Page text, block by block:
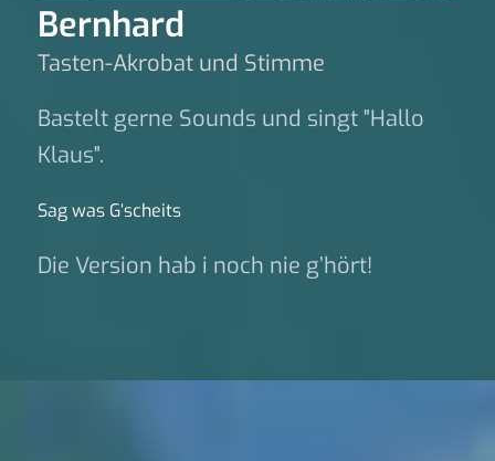
Bernhard
Tasten-Akrobat und Stimme
Bastelt gerne Sounds und singt "Hallo
Klaus".
Sag was G‘scheits
Die Version hab i noch nie g’hört!